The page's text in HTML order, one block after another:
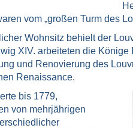
vom „großen Turm des
Wohnsitz behielt der
XIV. arbeiteten die
und Renovierung des
Renaissance.
bis 1779,
von mehrjährigen